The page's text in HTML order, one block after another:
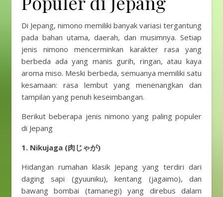
Di Jepang, nimono memiliki banyak variasi tergantung
pada bahan utama, daerah, dan musimnya. Setiap
jenis nimono mencerminkan karakter rasa yang
berbeda ada yang manis gurih, ringan, atau kaya
aroma miso. Meski berbeda, semuanya memiliki satu
kesamaan: rasa lembut yang menenangkan dan
tampilan yang penuh keseimbangan.
Berikut beberapa jenis nimono yang paling populer
di Jepang
1. Nikujaga (肉じゃが)
Hidangan rumahan klasik Jepang yang terdiri dari
daging sapi (gyuuniku), kentang (jagaimo), dan
bawang bombai (tamanegi) yang direbus dalam